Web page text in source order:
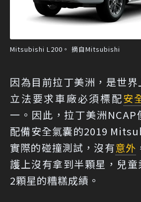
Mitsubishi L200。 摘自Mitsubishi
因為目前拉丁美洲，是世
立法要求車廠必須標配安
一。因此，拉丁美洲NCAP
配備安全氣囊的2019
實際的碰撞測試，沒有意外
護上沒有拿到半顆星，兒
2顆星的糟糕成績。